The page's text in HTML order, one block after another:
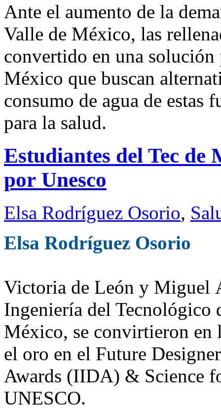
Ante el aumento de la
Valle de México, las
convertido en una
México que buscan
consumo de agua de estas
para la salud.
Estudiantes del Tec de
por Unesco
Elsa Rodríguez Osorio,
Elsa Rodríguez Osorio
Victoria de León y Miguel
Ingeniería del Tecnológico
México, se convirtieron en
el oro en el Future
Awards (IIDA) & Science
UNESCO.